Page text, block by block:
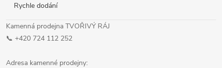
Rychle dodání
Kamenná prodejna TVOŘIVÝ RÁJ
📞 +420 724 112 252
Adresa kamenné prodejny: